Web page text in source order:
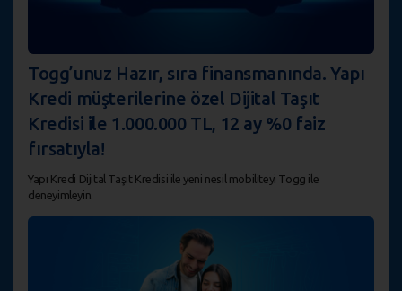
Togg’unuz Hazır, sıra finansmanında. Yapı
Kredi müşterilerine özel Dijital Taşıt
Kredisi ile 1.000.000 TL, 12 ay %0 faiz
fırsatıyla!
Yapı Kredi Dijital Taşıt Kredisi ile yeni nesil mobiliteyi Togg ile
deneyimleyin.